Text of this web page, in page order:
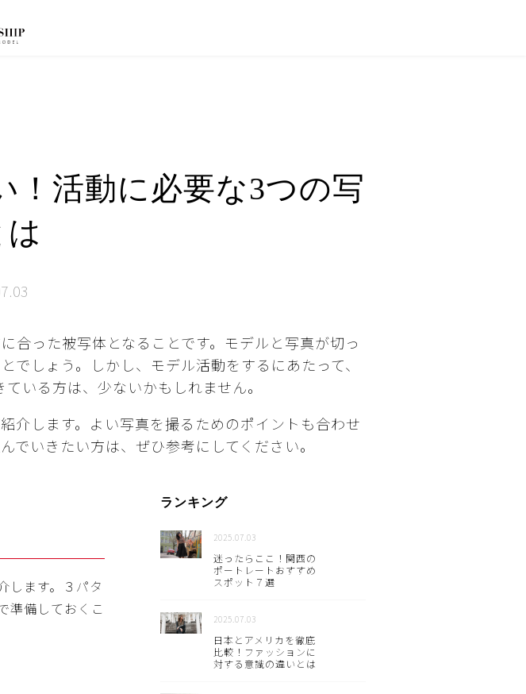
！活動に必要な3つの写
合った被写体となることです。モデルと写真が切っ
しょう。しかし、モデル活動をするにあたって、
いる方は、少ないかもしれません。
介します。よい写真を撮るためのポイントも合わせ
いきたい方は、ぜひ参考にしてください。
します。３パタ
準備しておくこ
ランキング
2025.07.03
迷ったらここ！関西の
ポートレートおすすめ
スポット７選
2025.07.03
日本とアメリカを徹底
比較！ファッションに
対する意識の違いとは